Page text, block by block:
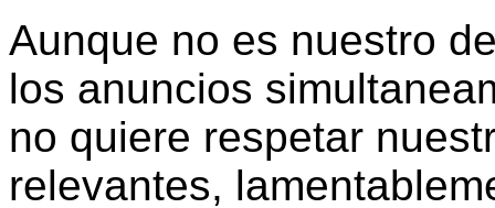
Aunque no es nuestro
los anuncios
no quiere respetar
relevantes,